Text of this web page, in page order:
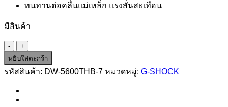
ทนทานต่อคลื่นแม่เหล็ก แรงสั่นสะเทือน
มีสินค้า
จำนวน
DW-
5600THB-
7
หยิบใส่ตะกร้า
รหัสสินค้า: DW-5600THB-7 หมวดหมู่: G-SHOCK